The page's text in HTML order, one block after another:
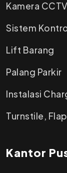
Kamera
Sistem
Lift Barang
Palang Parkir
Instalasi
Turnstile,
Kantor